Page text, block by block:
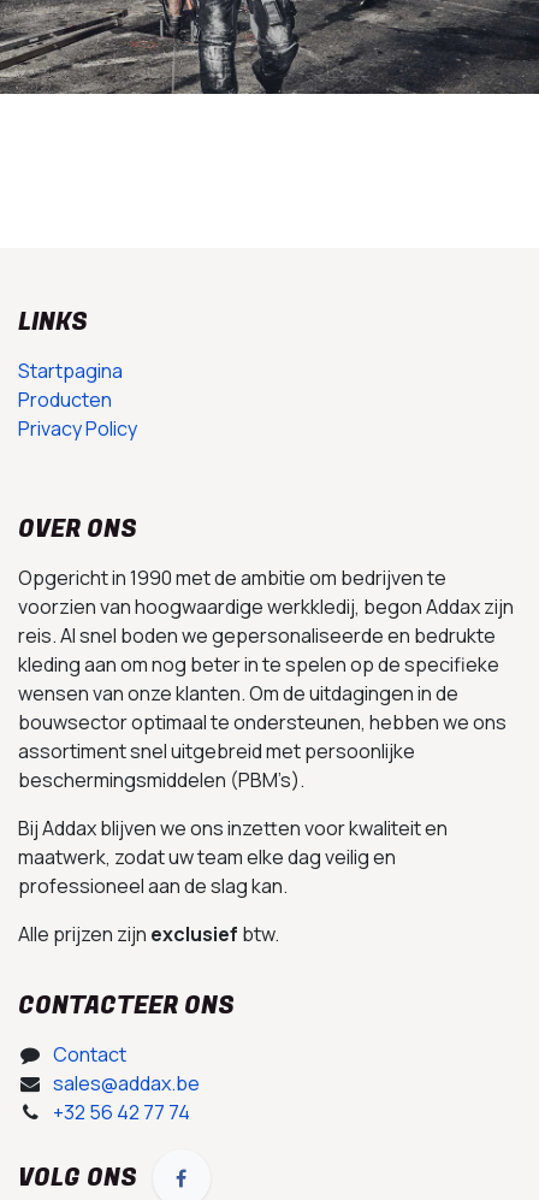
LINKS
Startpagina
Producten
Privacy Policy
OVER ONS
Opgericht in 1990 met de ambitie om bedrijven te
voorzien van hoogwaardige werkkledij, begon Addax zijn
reis. Al snel boden we gepersonaliseerde en bedrukte
kleding aan om nog beter in te spelen op de specifieke
wensen van onze klanten. Om de uitdagingen in de
bouwsector optimaal te ondersteunen, hebben we ons
assortiment snel uitgebreid met persoonlijke
beschermingsmiddelen (PBM’s).
Bij Addax blijven we ons inzetten voor kwaliteit en
maatwerk, zodat uw team elke dag veilig en
professioneel aan de slag kan.
Alle prijzen zijn exclusief btw.
CONTACTEER ONS
Contact
sales@addax.be
+32 56 42 77 74
VOLG ONS